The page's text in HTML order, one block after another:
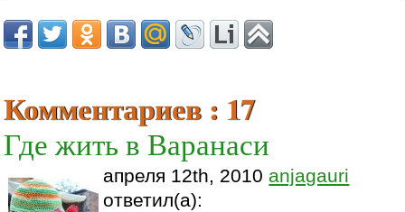
Комментариев : 17
Где жить в Варанаси
апреля 12th, 2010 anjagauri
ответил(а):